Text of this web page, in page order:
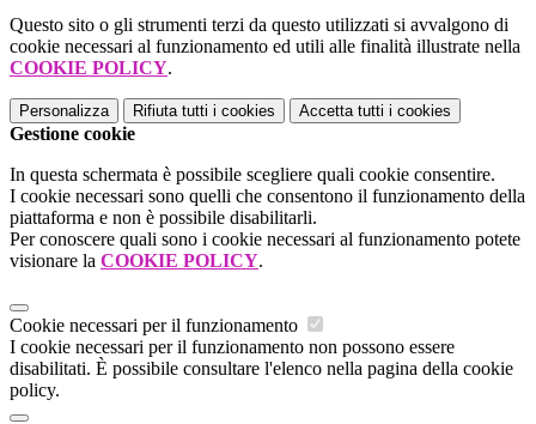
Questo sito o gli strumenti terzi da questo utilizzati si avvalgono di
cookie necessari al funzionamento ed utili alle finalità illustrate nella
COOKIE POLICY.
Personalizza Rifiuta tutti i cookies Accetta tutti i cookies
Gestione cookie
In questa schermata è possibile scegliere quali cookie consentire.
I cookie necessari sono quelli che consentono il funzionamento della
piattaforma e non è possibile disabilitarli.
Per conoscere quali sono i cookie necessari al funzionamento potete
visionare la COOKIE POLICY.
Cookie necessari per il funzionamento
I cookie necessari per il funzionamento non possono essere
disabilitati. È possibile consultare l'elenco nella pagina della cookie
policy.